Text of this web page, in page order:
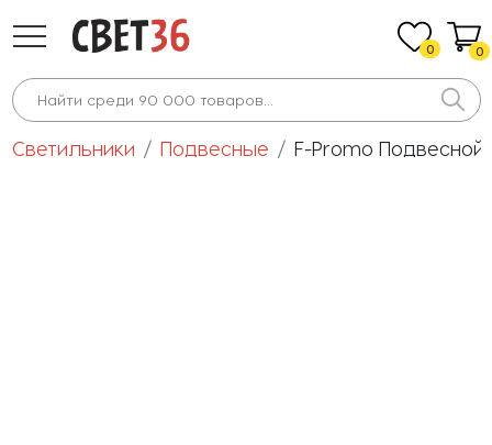
0 0
Светильники Подвесные F-Promo Подвесной